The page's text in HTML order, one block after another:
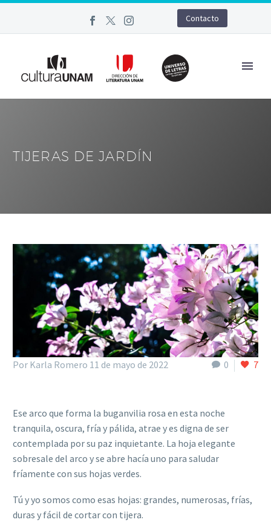
Contacto
TIJERAS DE JARDÍN
0 7
Por Karla Romero 11 de mayo de 2022
Ese arco que forma la buganvilia rosa en esta noche
tranquila, oscura, fría y pálida, atrae y es digna de ser
contemplada por su paz inquietante. La hoja elegante
sobresale del arco y se abre hacía uno para saludar
fríamente con sus hojas verdes.
Tú y yo somos como esas hojas: grandes, numerosas, frías,
duras y fácil de cortar con tijera.